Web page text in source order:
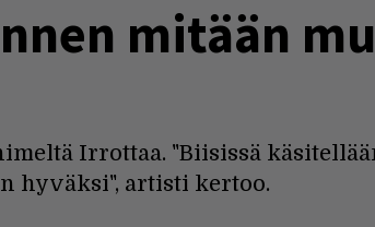
mitään
Irrottaa. "Biisissä
hyväksi", artisti kertoo.